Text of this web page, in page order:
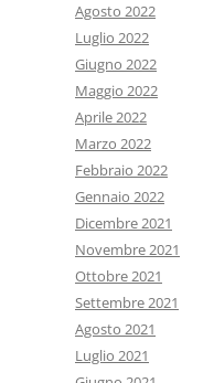
Agosto 2022
Luglio 2022
Giugno 2022
Maggio 2022
Aprile 2022
Marzo 2022
Febbraio 2022
Gennaio 2022
Dicembre 2021
Novembre 2021
Ottobre 2021
Settembre 2021
Agosto 2021
Luglio 2021